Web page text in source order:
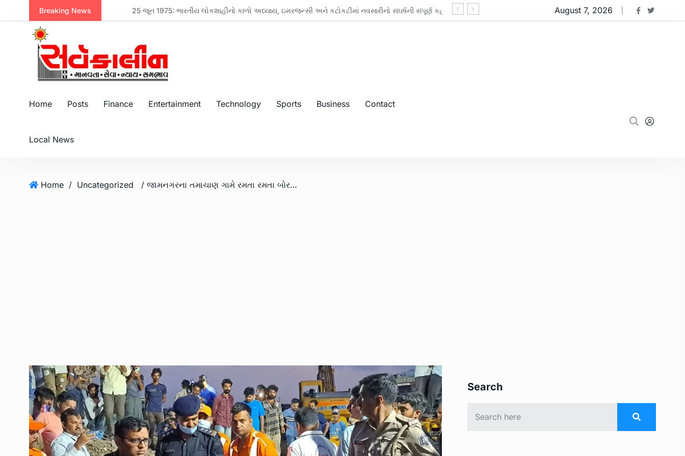
Breaking News
નવસારી મેનેજમેન્ટ એસોસિએશન દ્વારા મહેન્દ્ર બ્રધર્સના એમડી મિલન પરીખનું સન્માન, પરિમલ નથવાણીએ વિકાસ માટે સૌને એક થવાનો સંદેશ આપ્યો 25 જૂન 1975: ભારતીય લોકશાહીનો કાળો અધ્યાય, ઇમરજન્સી અને કટોકટીમાં નવસારીનો સંઘર્ષની સંપૂર્ણ કહાની ‘ઓપરેશન મ્યુલ હંટ 2.0’:નવસારીમાં 91 કરોડના
August 7, 2026
Home Posts Finance Entertainment Technology Sports Business Contact
Local News
Home / Uncategorized / જામનગરના તમાચાણ ગામે રમતા રમતા બોરવેલમાં પડતા ‍’રોશની’ બુઝાઈ ગઈ: 20 કલાકના રેસ્ક્યૂ ઓપરેશન બાદ બહાર મૃતદેહ કઢાયો
Search